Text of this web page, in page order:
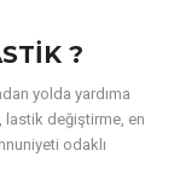
?
yolda yardıma
lastik değiştirme, en
odaklı